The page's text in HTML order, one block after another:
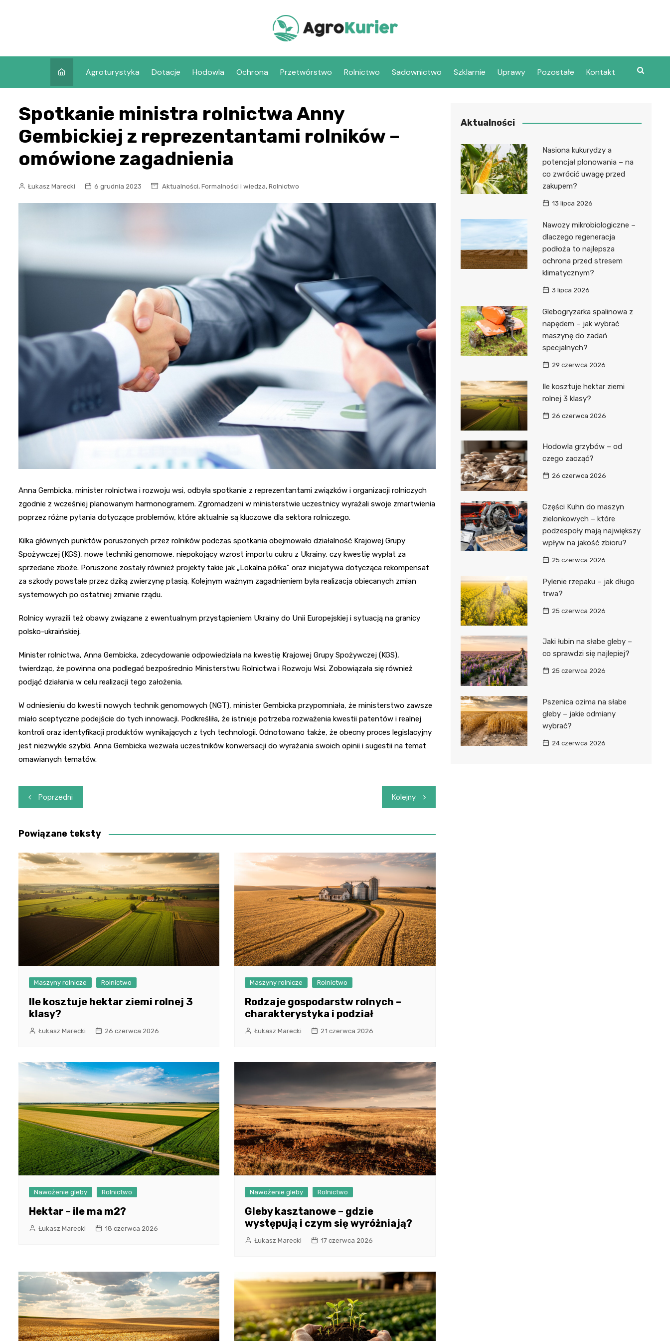
Agroturystyka Dotacje Hodowla Ochrona Przetwórstwo Rolnictwo Sadownictwo Szklarnie Uprawy Pozostałe Kontakt
Spotkanie ministra rolnictwa Anny
Gembickiej z reprezentantami rolników –
omówione zagadnienia
Łukasz Marecki 6 grudnia 2023 Aktualności, Formalności i wiedza, Rolnictwo
Anna Gembicka, minister rolnictwa i rozwoju wsi, odbyła spotkanie z reprezentantami związków i organizacji rolniczych
zgodnie z wcześniej planowanym harmonogramem. Zgromadzeni w ministerstwie uczestnicy wyrażali swoje zmartwienia
poprzez różne pytania dotyczące problemów, które aktualnie są kluczowe dla sektora rolniczego.
Kilka głównych punktów poruszonych przez rolników podczas spotkania obejmowało działalność Krajowej Grupy
Spożywczej (KGS), nowe techniki genomowe, niepokojący wzrost importu cukru z Ukrainy, czy kwestię wypłat za
sprzedane zboże. Poruszone zostały również projekty takie jak „Lokalna półka” oraz inicjatywa dotycząca rekompensat
za szkody powstałe przez dziką zwierzynę ptasią. Kolejnym ważnym zagadnieniem była realizacja obiecanych zmian
systemowych po ostatniej zmianie rządu.
Rolnicy wyrazili też obawy związane z ewentualnym przystąpieniem Ukrainy do Unii Europejskiej i sytuacją na granicy
polsko-ukraińskiej.
Minister rolnictwa, Anna Gembicka, zdecydowanie odpowiedziała na kwestię Krajowej Grupy Spożywczej (KGS),
twierdząc, że powinna ona podlegać bezpośrednio Ministerstwu Rolnictwa i Rozwoju Wsi. Zobowiązała się również
podjąć działania w celu realizacji tego założenia.
W odniesieniu do kwestii nowych technik genomowych (NGT), minister Gembicka przypomniała, że ministerstwo zawsze
miało sceptyczne podejście do tych innowacji. Podkreśliła, że istnieje potrzeba rozważenia kwestii patentów i realnej
kontroli oraz identyfikacji produktów wynikających z tych technologii. Odnotowano także, że obecny proces legislacyjny
jest niezwykle szybki. Anna Gembicka wezwała uczestników konwersacji do wyrażania swoich opinii i sugestii na temat
omawianych tematów.
Nawigacja
wpisu
Poprzedni Kolejny
Powiązane teksty
Maszyny rolnicze Rolnictwo
Ile kosztuje hektar ziemi rolnej 3
klasy?
Łukasz Marecki 26 czerwca 2026
Maszyny rolnicze Rolnictwo
Rodzaje gospodarstw rolnych –
charakterystyka i podział
Łukasz Marecki 21 czerwca 2026
Nawożenie gleby Rolnictwo
Hektar – ile ma m2?
Łukasz Marecki 18 czerwca 2026
Nawożenie gleby Rolnictwo
Gleby kasztanowe – gdzie
występują i czym się wyróżniają?
Łukasz Marecki 17 czerwca 2026
Aktualności
Nasiona kukurydzy a
potencjał plonowania – na
co zwrócić uwagę przed
zakupem?
13 lipca 2026
Nawozy mikrobiologiczne –
dlaczego regeneracja
podłoża to najlepsza
ochrona przed stresem
klimatycznym?
3 lipca 2026
Glebogryzarka spalinowa z
napędem – jak wybrać
maszynę do zadań
specjalnych?
29 czerwca 2026
Ile kosztuje hektar ziemi
rolnej 3 klasy?
26 czerwca 2026
Hodowla grzybów – od
czego zacząć?
26 czerwca 2026
Części Kuhn do maszyn
zielonkowych – które
podzespoły mają największy
wpływ na jakość zbioru?
25 czerwca 2026
Pylenie rzepaku – jak długo
trwa?
25 czerwca 2026
Jaki łubin na słabe gleby –
co sprawdzi się najlepiej?
25 czerwca 2026
Pszenica ozima na słabe
gleby – jakie odmiany
wybrać?
24 czerwca 2026